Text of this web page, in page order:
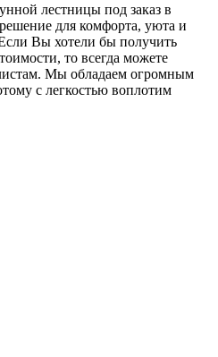
лестницы под заказ в
для комфорта, уюта и
Вы хотели бы получить
то всегда можете
Мы обладаем огромным
с легкостью воплотим